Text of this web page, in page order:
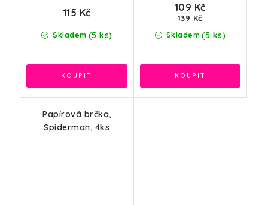
Skladem (5 ks)
115 Kč
Skladem (5 ks)
109 Kč
139 Kč
Papírová brčka,
Spiderman, 4ks